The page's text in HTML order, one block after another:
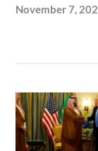
November 7,